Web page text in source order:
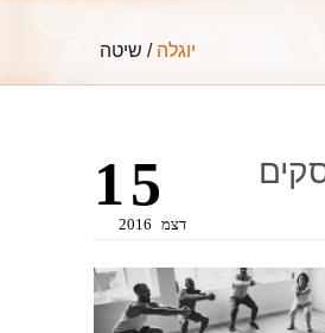
יוגלה / שיטה
15
דצמ 2016